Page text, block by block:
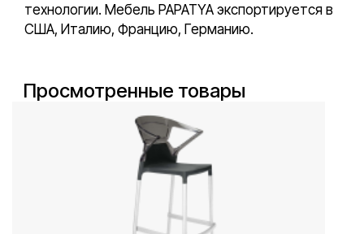
технологии. Мебель PAPATYA экспортируется в
США, Италию, Францию, Германию.
Просмотренные товары